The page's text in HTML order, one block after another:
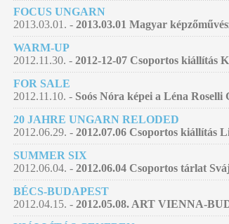
FOCUS UNGARN
2013.03.01. - 2013.03.01 Magyar
WARM-UP
2012.11.30. - 2012-12-07 Csoportos kiállítás
FOR SALE
2012.11.10. - Soós Nóra képei a Léna Roselli
20 JAHRE UNGARN RELODED
2012.06.29. - 2012.07.06 Csoportos kiállítás
SUMMER SIX
2012.06.04. - 2012.06.04 Csoportos tárlat
BÉCS-BUDAPEST
2012.04.15. - 2012.05.08. ART VIENNA-